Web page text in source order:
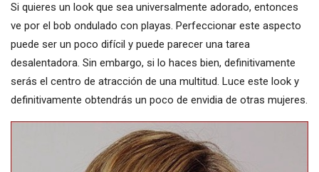
Si quieres un look que sea universalmente adorado, entonces
ve por el bob ondulado con playas. Perfeccionar este aspecto
puede ser un poco difícil y puede parecer una tarea
desalentadora. Sin embargo, si lo haces bien, definitivamente
serás el centro de atracción de una multitud. Luce este look y
definitivamente obtendrás un poco de envidia de otras mujeres.